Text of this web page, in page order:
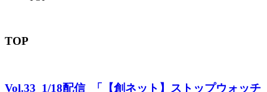
TOP
Vol.33_1/18配信_「【創ネット】ストップウォッチ